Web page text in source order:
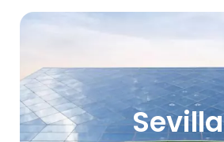
Sevilla